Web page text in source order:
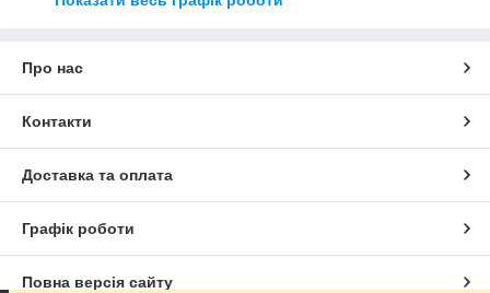
Про нас
Контакти
Доставка та оплата
Графік роботи
Повна версія сайту